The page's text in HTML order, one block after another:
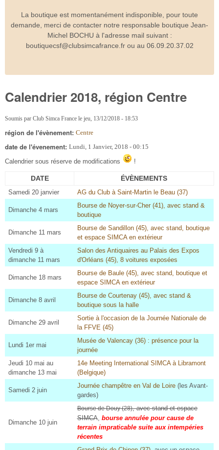
La boutique est momentanément indisponible, pour toute
demande, merci de contacter notre responsable boutique Jean-
Michel BOCHU à l'adresse mail suivant :
boutiquecsf@clubsimcafrance.fr ou au 06.09.20.37.02
Calendrier 2018, région Centre
Soumis par Club Simca France le jeu, 13/12/2018 - 18:53
région de l'évènement: Centre
date de l'évenement: Lundi, 1 Janvier, 2018 - 00:15
Calendrier sous réserve de modifications !
DATE ÉVÈNEMENTS
Samedi 20 janvier AG du Club à Saint-Martin le Beau (37)
Dimanche 4 mars
Bourse de Noyer-sur-Cher (41), avec stand &
boutique
Dimanche 11 mars
Bourse de Sandillon (45), avec stand, boutique
et espace SIMCA en extérieur
Vendredi 9 à
dimanche 11 mars
Salon des Antiquaires au Palais des Expos
d'Orléans (45), 8 voitures exposées
Dimanche 18 mars
Bourse de Baule (45), avec stand, boutique et
espace SIMCA en extérieur
Dimanche 8 avril
Bourse de Courtenay (45), avec stand &
boutique sous la halle
Dimanche 29 avril
Sortie à l'occasion de la Journée Nationale de
la FFVE (45)
Lundi 1er mai
Musée de Valencay (36) : présence pour la
journée
Jeudi 10 mai au
dimanche 13 mai
14e Meeting International SIMCA à Libramont
(Belgique)
Samedi 2 juin
Journée champêtre en Val de Loire(les Avant-
gardes)
Dimanche 10 juin
Bourse de Douy (28), avec stand et espace
SIMCA, bourse annulée pour cause de
terrain impraticable suite aux intempéries
récentes